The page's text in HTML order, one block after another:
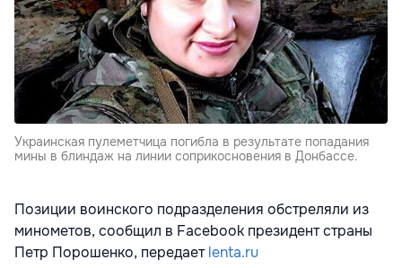
Украинская пулеметчица погибла в результате попадания
мины в блиндаж на линии соприкосновения в Донбассе.
Позиции воинского подразделения обстреляли из
минометов, сообщил в Facebook президент страны
Петр Порошенко, передаетlenta.ru